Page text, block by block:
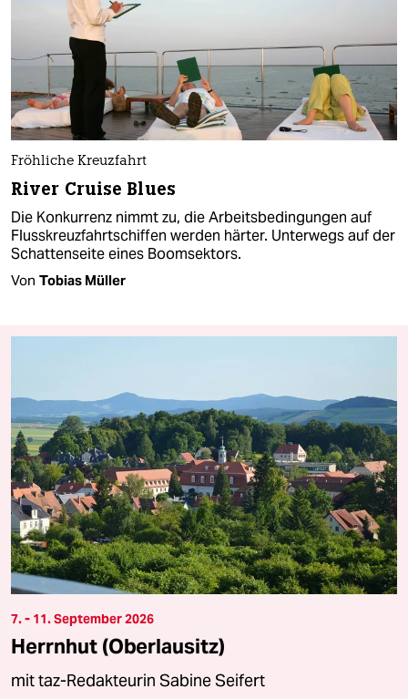
Fröhliche Kreuzfahrt
River Cruise Blues
Die Konkurrenz nimmt zu, die Arbeitsbedingungen auf
Flusskreuzfahrtschiffen werden härter. Unterwegs auf der
Schattenseite eines Boomsektors.
Von Tobias Müller
7. - 11. September 2026
Herrnhut (Oberlausitz)
mit taz-Redakteurin Sabine Seifert